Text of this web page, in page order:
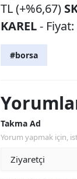
TL (+%6,67)
KAREL-
#borsa
Takma Ad
Yorum yapmak için,